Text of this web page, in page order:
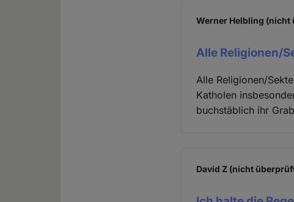
Werner Helbling (nicht
Alle Religionen/
Alle Religionen/
Katholen
buchstäblich ihr
David Z (nicht